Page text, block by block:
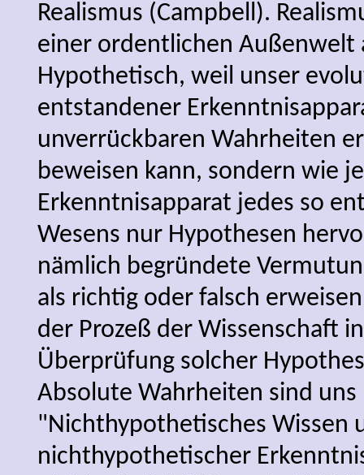
Realismus (Campbell).
einer ordentlichen Außenwelt
Hypothetisch, weil unser
entstandener
unverrückbaren Wahrheiten
beweisen kann, sondern wie
Erkenntnisapparat jedes so
Wesens nur Hypothesen
nämlich begründete
als richtig oder falsch
der Prozeß der Wissenschaft
Überprüfung solcher
Absolute Wahrheiten sind
"Nichthypothetisches Wissen
nichthypothetischer